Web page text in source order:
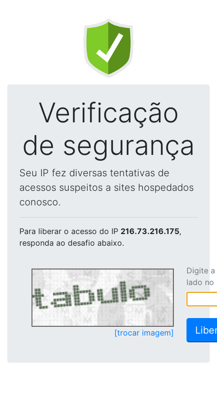
Verificação
de segurança
Seu IP fez diversas tentativas de
acessos suspeitos a sites hospedados
conosco.
Para liberar o acesso do IP 216.73.216.175,
responda ao desafio abaixo.
[trocar imagem]
Digite
lado no